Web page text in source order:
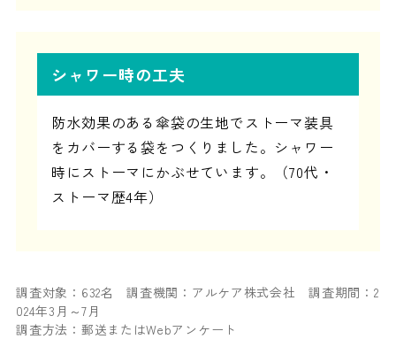
シャワー時の工夫
防水効果のある傘袋の生地でストーマ装具
をカバーする袋をつくりました。シャワー
時にストーマにかぶせています。（70代・
ストーマ歴4年）
調査対象：632名 調査機関：アルケア株式会社 調査期間：2
024年3月～7月
調査方法：郵送またはWebアンケート